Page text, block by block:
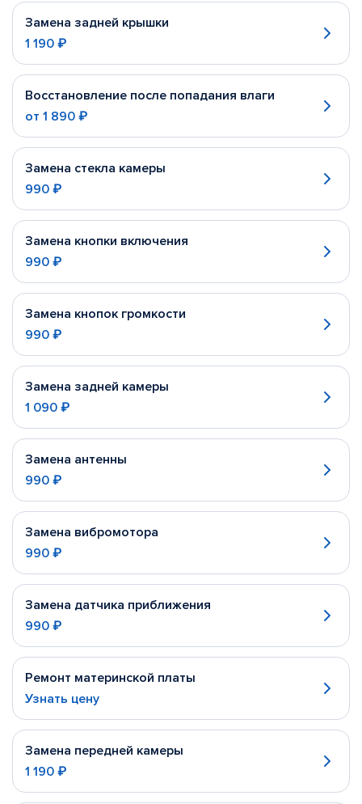
Замена задней крышки
1 190 ₽
Восстановление после попадания влаги
от 1 890 ₽
Замена стекла камеры
990 ₽
Замена кнопки включения
990 ₽
Замена кнопок громкости
990 ₽
Замена задней камеры
1 090 ₽
Замена антенны
990 ₽
Замена вибромотора
990 ₽
Замена датчика приближения
990 ₽
Ремонт материнской платы
Узнать цену
Замена передней камеры
1 190 ₽